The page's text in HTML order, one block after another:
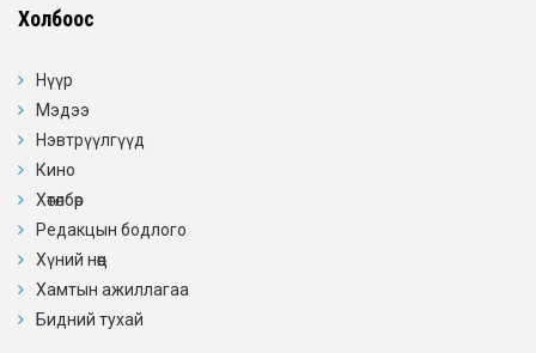
Холбоос
Нүүр
Мэдээ
Нэвтрүүлгүүд
Кино
Хөтөлбөр
Редакцын бодлого
Хүний нөөц
Хамтын ажиллагаа
Бидний тухай